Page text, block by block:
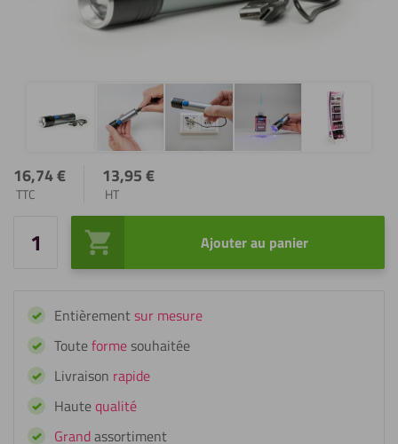
16,74€
TTC
13,95€
HT
quantité
Lampe
UV
Ajouter au panier
Entièrementsur mesure
Touteforme souhaitée
Livraison rapide
Hautequalité
Grandassortiment